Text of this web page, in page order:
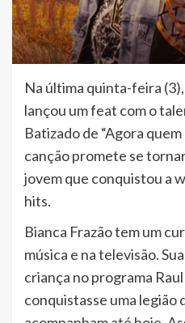
Na última quinta-feira
lançou um feat com o
Batizado de “Agora quem
canção promete se
jovem que conquistou a
hits.
Bianca Frazão tem um
música e na televisão.
criança no programa
conquistasse uma legião